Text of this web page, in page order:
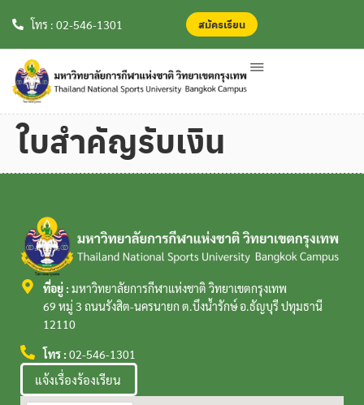
โทร : 02-546-1301 สมัครเรียน
ใบสำคัญรับเงิน
ที่อยู่ : มหาวิทยาลัยการกีฬาแห่งชาติ วิทยาเขตกรุงเทพ
69 หมู่ 3 ถนนรังสิต-นครนายก ต.บึงน้ำรักษ์ อ.ธัญบุรี ปทุมธานี
12110
โทร : 02-546-1301
แจ้งเรื่องร้องเรียน